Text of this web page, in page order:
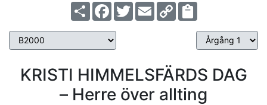
ShareFacebook
TwitterEmailCopy
Link
KRISTI HIMMELSFÄRDS DAG
– Herre över allting